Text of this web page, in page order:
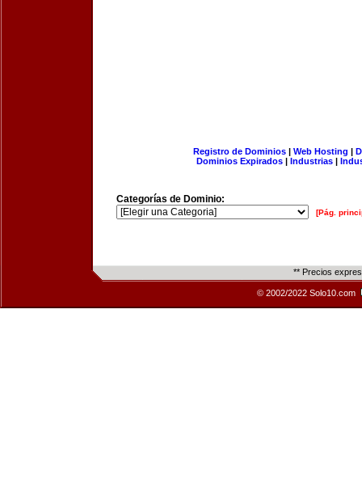
Registro de Dominios| Web Hosting |
Dominios Expirados | Industrias |
Categorías de Dominio:
[Pág.
** Precios
© 2002/2022 Solo10.com